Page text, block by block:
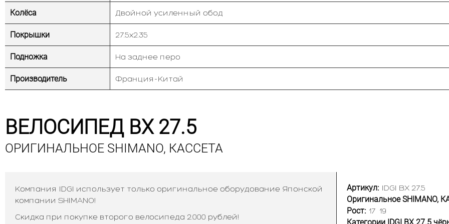
Колёса Двойной усиленный обод
Покрышки 27.5х2.35
Подножка На заднее перо
Производитель Франция-Китай
ВЕЛОСИПЕД BX 27.5
ОРИГИНАЛЬНОЕ SHIMANO, КАССЕТА
Компания IDGI использует только оригинальное оборудование Японской
компании SHIMANO!
Скидка при покупке второго велосипеда 2.000 рублей!
Артикул: IDGI BX 27.5
Оригинальное SHIMANO,
Рост: 17 19
Категории IDGI BX 27.5